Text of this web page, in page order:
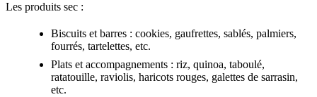
Les produits sec :
Biscuits et barres : cookies, gaufrettes, sablés, palmiers,
fourrés, tartelettes, etc.
Plats et accompagnements : riz, quinoa, taboulé,
ratatouille, raviolis, haricots rouges, galettes de sarrasin,
etc.